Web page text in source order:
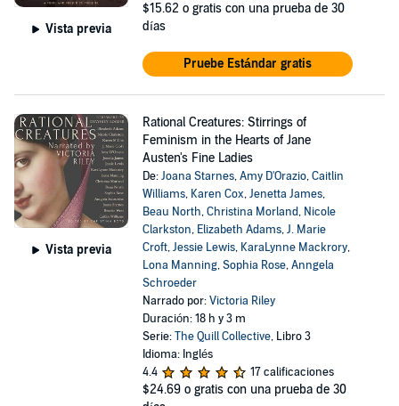
Vista previa
$15.62 o gratis con una prueba de 30
días
Pruebe Estándar gratis
Vista previa
Rational Creatures: Stirrings of
Feminism in the Hearts of Jane
Austen's Fine Ladies
De:Joana Starnes,Amy D'Orazio,Caitlin
Williams, Karen Cox,Jenetta James,
Beau North,Christina Morland, Nicole
Clarkston, Elizabeth Adams,J. Marie
Croft,Jessie Lewis, KaraLynne Mackrory,
Lona Manning,Sophia Rose,Anngela
Schroeder
Narrado por:Victoria Riley
Duración: 18 h y 3 m
Serie:The Quill Collective, Libro 3
Idioma: Inglés
4.4
17 calificaciones
$24.69 o gratis con una prueba de 30